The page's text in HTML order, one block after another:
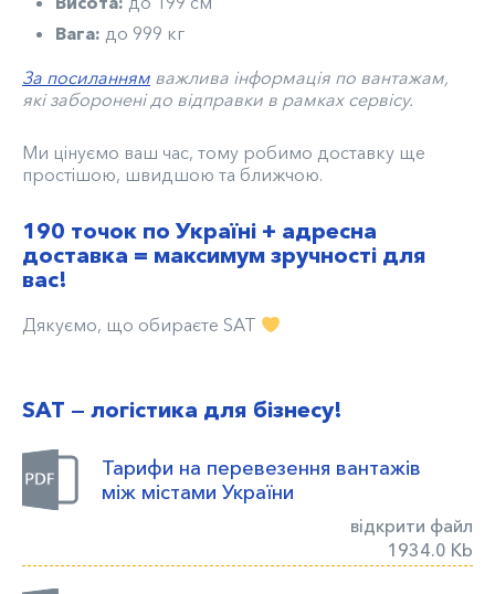
Вага: до 999 кг
За посиланням важлива інформація по вантажам,
які заборонені до відправки в рамках сервісу.
Ми цінуємо ваш час, тому робимо доставку ще
простішою, швидшою та ближчою.
190 точок по Україні + адресна
доставка = максимум зручності для
вас!
Дякуємо, що обираєте SAT
SAT — логістика для бізнесу!
Тарифи на перевезення вантажів
між містами України
відкрити файл
1934.0 Kb